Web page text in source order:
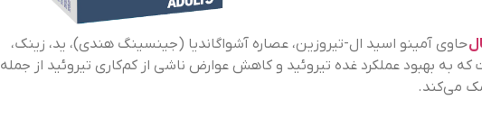
حاوی آمینو اسید ال-تیروزین، عصاره آشواگاندیا (جینسینگ هندی)، ید، زینک،
به بهبود عملکرد غده تیروئید و کاهش عوارض ناشی از کم‌کاری تیروئید از جمله
می‌کند.